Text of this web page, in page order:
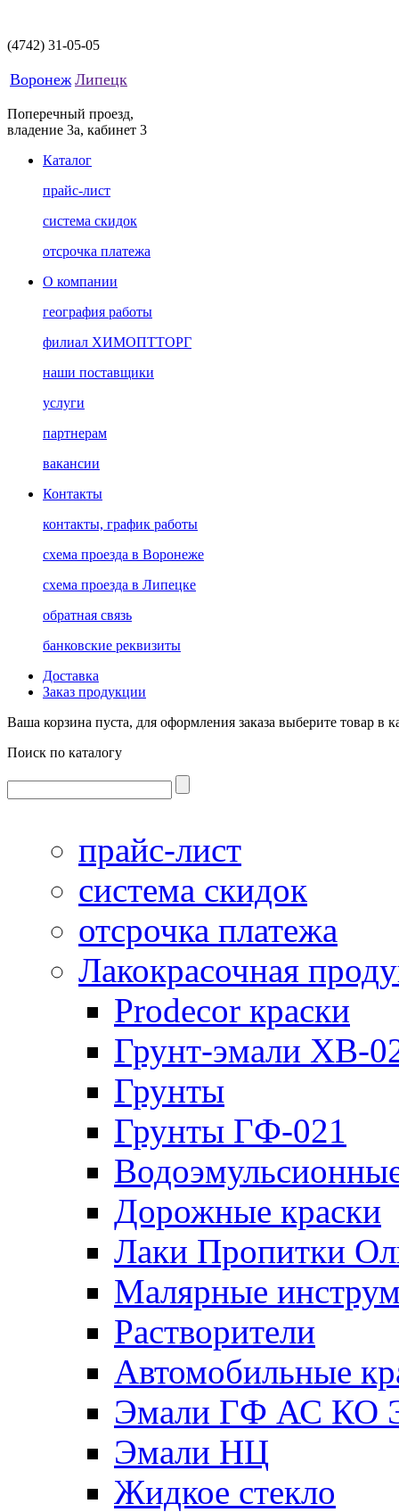
(4742) 31-05-05
Воронеж Липецк
Поперечный проезд,
владение 3а, кабинет 3
Каталог
прайс-лист
система скидок
отсрочка платежа
О компании
география работы
филиал ХИМОПТТОРГ
наши поставщики
услуги
партнерам
вакансии
Контакты
контакты, график работы
схема проезда в Воронеже
схема проезда в Липецке
обратная связь
банковские реквизиты
Доставка
Заказ продукции
Ваша корзина пуста, для оформления заказа выберите товар в
Поиск по каталогу
прайс-лист
система скидок
отсрочка платежа
Лакокрасочная
Prodecor краски
Грунт-эмали ХВ-
Грунты
Грунты ГФ-021
Дорожные краски
Лаки Пропитки
Малярные
Растворители
Автомобильные
Эмали ГФ АС КО
Эмали НЦ
Жидкое стекло